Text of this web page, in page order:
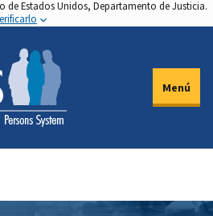
de Estados Unidos, Departamento de Justicia.
Menú